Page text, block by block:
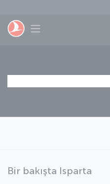
Toggle navigation
Bir bakışta Isparta